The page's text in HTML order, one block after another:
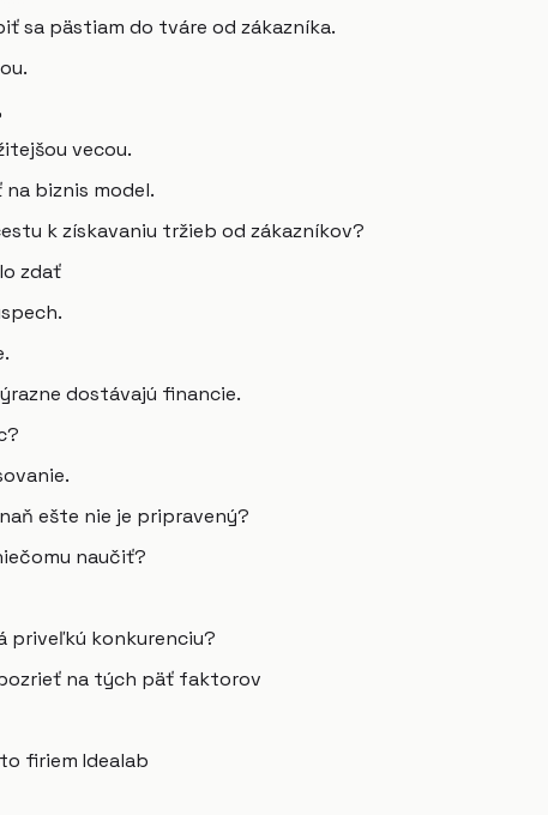
sa pästiam do tváre od zákazníka.
vecou.
biznis model.
k získavaniu tržieb od zákazníkov?
zdať
dostávajú financie.
ešte nie je pripravený?
naučiť?
priveľkú konkurenciu?
na tých päť faktorov
firiem Idealab